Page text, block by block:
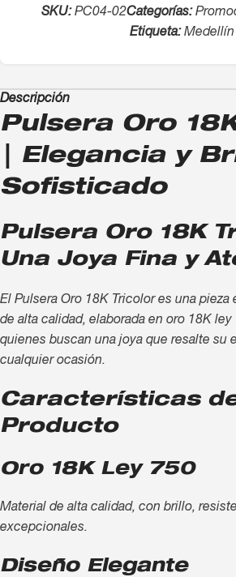
SKU:PC04-02Categorías:
Etiqueta: Medellín
Descripción
Pulsera Oro
| Elegancia y
Sofisticado
Pulsera Oro 18K
Una Joya Fina y
El Pulsera Oro 18K Tricolor es una
de alta calidad, elaborada en oro 18K ley
quienes buscan una joya que resalte su
cualquier ocasión.
Características
Producto
Oro 18K Ley 750
Material de alta calidad, con brillo,
excepcionales.
Diseño Elegante